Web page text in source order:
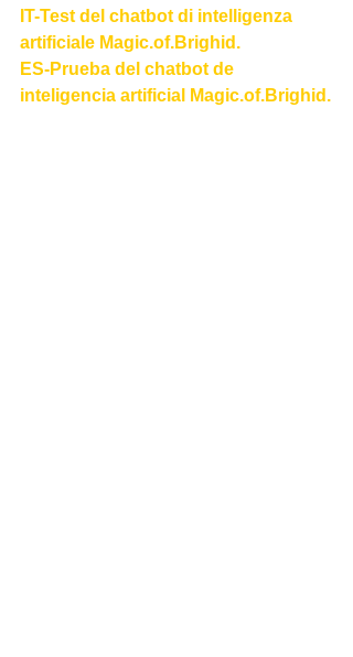
IT-Test del chatbot di intelligenza
artificiale Magic.of.Brighid.
ES-Prueba del chatbot de
inteligencia artificial Magic.of.Brighid.